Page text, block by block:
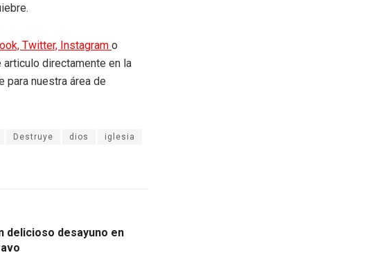
Twitter, Instagram o
directamente en la
para nuestra área de
Destruye dios iglesia
delicioso desayuno en